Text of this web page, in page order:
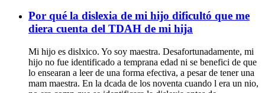
Por qué la dislexia de mi hijo dificultó que me
diera cuenta del TDAH de mi hija
Mi hijo es dislxico. Yo soy maestra. Desafortunadamente, mi
hijo no fue identificado a temprana edad ni se benefici de que
lo ensearan a leer de una forma efectiva, a pesar de tener una
mam maestra. En la dcada de los noventa cuando l era un nio,